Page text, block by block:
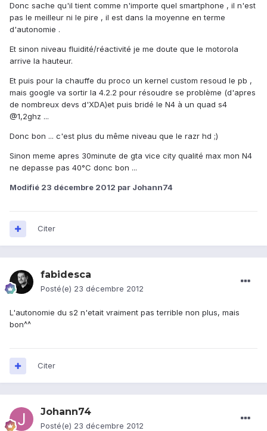
Donc sache qu'il tient comme n'importe quel smartphone , il n'est
pas le meilleur ni le pire , il est dans la moyenne en terme
d'autonomie .
Et sinon niveau fluidité/réactivité je me doute que le motorola
arrive la hauteur.
Et puis pour la chauffe du proco un kernel custom resoud le pb ,
mais google va sortir la 4.2.2 pour résoudre se problème (d'apres
de nombreux devs d'XDA)et puis bridé le N4 à un quad s4
@1,2ghz ...
Donc bon ... c'est plus du même niveau que le razr hd ;)
Sinon meme apres 30minute de gta vice city qualité max mon N4
ne depasse pas 40°C donc bon ...
Modifié 23 décembre 2012 par Johann74
Citer
fabidesca
Posté(e) 23 décembre 2012
L'autonomie du s2 n'etait vraiment pas terrible non plus, mais
bon^^
Citer
Johann74
Posté(e) 23 décembre 2012